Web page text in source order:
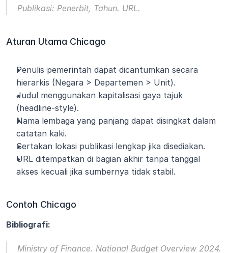
Publikasi: Penerbit, Tahun. URL.
Aturan Utama Chicago
Penulis pemerintah dapat dicantumkan secara
hierarkis (Negara > Departemen > Unit).
Judul menggunakan kapitalisasi gaya tajuk
(headline-style).
Nama lembaga yang panjang dapat disingkat dalam
catatan kaki.
Sertakan lokasi publikasi lengkap jika disediakan.
URL ditempatkan di bagian akhir tanpa tanggal
akses kecuali jika sumbernya tidak stabil.
Contoh Chicago
Bibliografi:
Ministry of Finance. National Budget Overview 2024.